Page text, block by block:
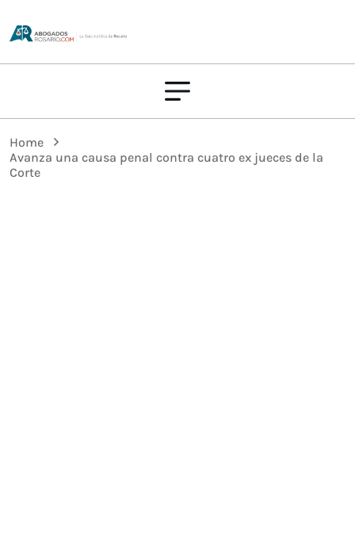
Home
Avanza una causa penal contra cuatro ex jueces de la
Corte